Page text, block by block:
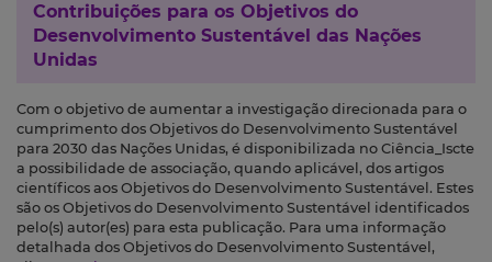
Contribuições para os Objetivos do
Desenvolvimento Sustentável das Nações
Unidas
Com o objetivo de aumentar a investigação direcionada para o
cumprimento dos Objetivos do Desenvolvimento Sustentável
para 2030 das Nações Unidas, é disponibilizada no Ciência_Iscte
a possibilidade de associação, quando aplicável, dos artigos
científicos aos Objetivos do Desenvolvimento Sustentável. Estes
são os Objetivos do Desenvolvimento Sustentável identificados
pelo(s) autor(es) para esta publicação. Para uma informação
detalhada dos Objetivos do Desenvolvimento Sustentável,